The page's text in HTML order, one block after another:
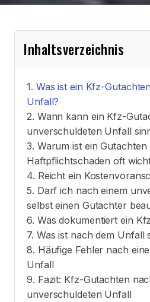
Inhaltsverzeichnis
Was ist ein Kfz-
Unfall?
Wann kann ein Kfz-
unverschuldeten Unfall
Warum ist ein Gutachten
Haftpflichtschaden oft
Reicht ein
Darf ich nach einem
selbst einen Gutachter
Was dokumentiert ein
Was ist nach dem Unfall
Häufige Fehler nach
Unfall
Fazit: Kfz-Gutachten
unverschuldeten Unfall